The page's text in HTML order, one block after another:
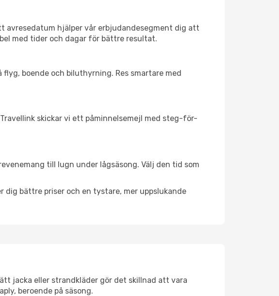
avresedatum hjälper vår erbjudandesegment dig att
med tider och dagar för bättre resultat.
boende och biluthyrning. Res smartare med
skickar vi ett påminnelsemejl med steg-för-
till lugn under lågsäsong. Välj den tid som
bättre priser och en tystare, mer uppslukande
jacka eller strandkläder gör det skillnad att vara
beroende på säsong.